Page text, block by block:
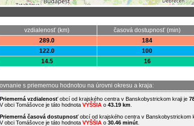
vzdialenosť (km) časová dostupnosť (min)
289.0 184
122.0 100
14.5 16
s priemernou hodnotou na úrovni okresu a kraja:
Priemerná vzdialenosťobcí od krajského centra v Banskobystrickom kraji je
V obci Tomášovce je táto hodnota VYŠŠIA o 43.19 km
Priemerná časová dostupnosťobcí od krajského centra v Banskobystrickom
V obci Tomášovce je táto hodnota VYŠŠIA o 30.46 minút